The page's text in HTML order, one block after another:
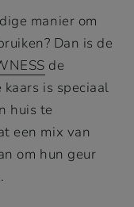
manier om
Dan is de
de
is speciaal
huis te
een mix van
om hun geur